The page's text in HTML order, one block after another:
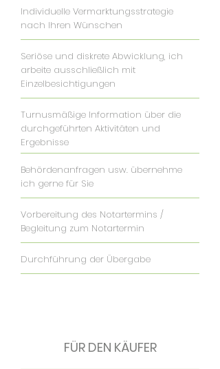
Individuelle Vermarktungsstrategie
nach Ihren Wünschen
Seriöse und diskrete Abwicklung, ich
arbeite ausschließlich mit
Einzelbesichtigungen
Turnusmäßige Information über die
durchgeführten Aktivitäten und
Ergebnisse
Behördenanfragen usw. übernehme
ich gerne für Sie
Vorbereitung des Notartermins /
Begleitung zum Notartermin
Durchführung der Übergabe
FÜR DEN KÄUFER